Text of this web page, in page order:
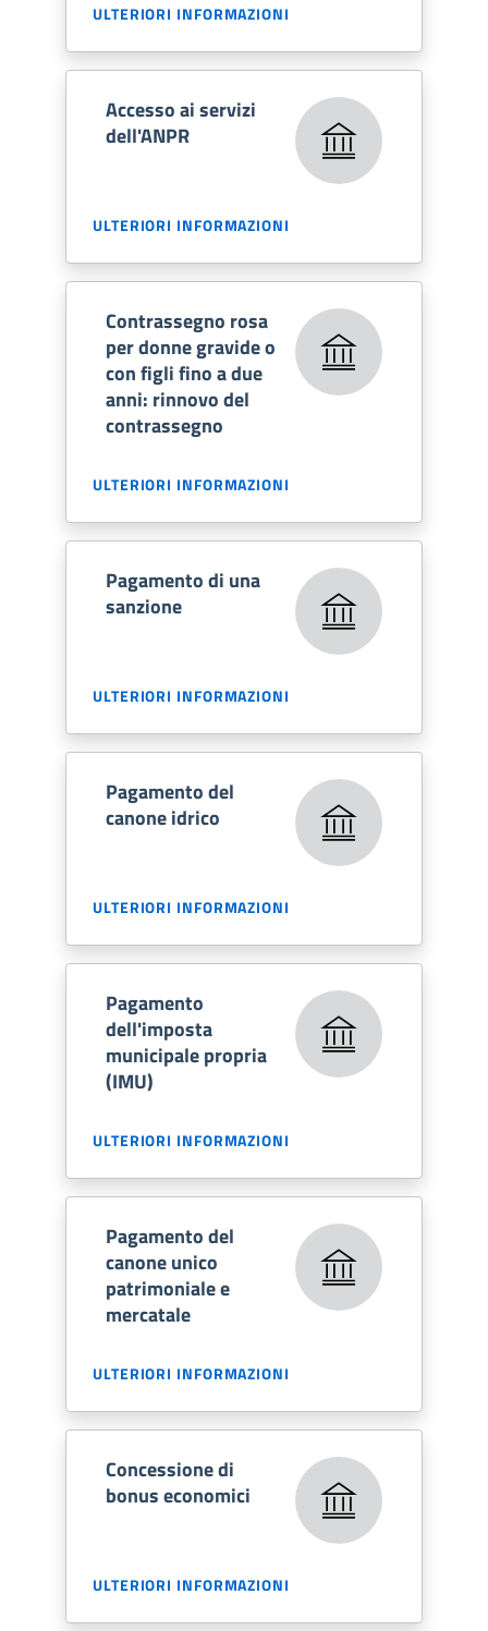
ULTERIORI INFORMAZIONI
Accesso ai servizi
dell'ANPR
ULTERIORI INFORMAZIONI
Contrassegno rosa
per donne gravide o
con figli fino a due
anni: rinnovo del
contrassegno
ULTERIORI INFORMAZIONI
Pagamento di una
sanzione
ULTERIORI INFORMAZIONI
Pagamento del
canone idrico
ULTERIORI INFORMAZIONI
Pagamento
dell'imposta
municipale propria
(IMU)
ULTERIORI INFORMAZIONI
Pagamento del
canone unico
patrimoniale e
mercatale
ULTERIORI INFORMAZIONI
Concessione di
bonus economici
ULTERIORI INFORMAZIONI